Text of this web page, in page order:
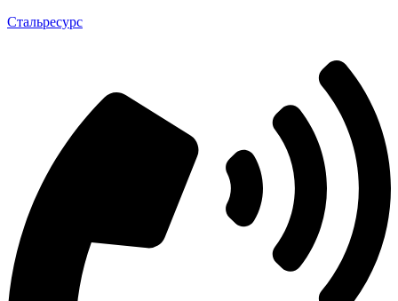
Стальресурс